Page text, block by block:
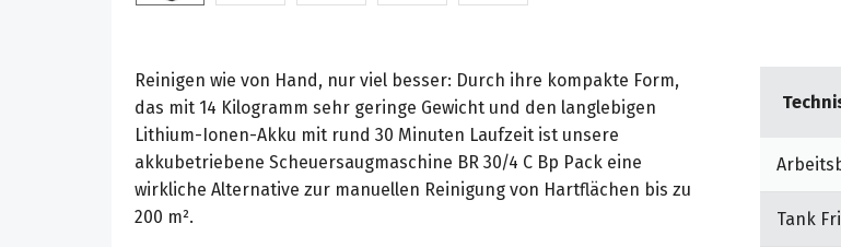
Reinigen wie von Hand, nur viel besser: Durch ihre kompakte Form,
das mit 14 Kilogramm sehr geringe Gewicht und den langlebigen
Lithium-Ionen-Akku mit rund 30 Minuten Laufzeit ist unsere
akkubetriebene Scheuersaugmaschine BR 30/4 C Bp Pack eine
wirkliche Alternative zur manuellen Reinigung von Hartflächen bis zu
200 m².
Tank